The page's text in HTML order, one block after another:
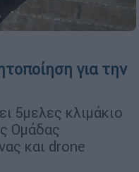
για την
5μελες κλιμάκιο
Ομάδας
και drone